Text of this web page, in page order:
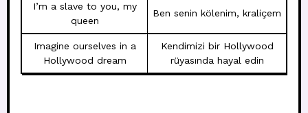
I’m a slave to you, my
queen
Ben senin kölenim, kraliçem
Imagine ourselves in a
Hollywood dream
Kendimizi bir Hollywood
rüyasında hayal edin